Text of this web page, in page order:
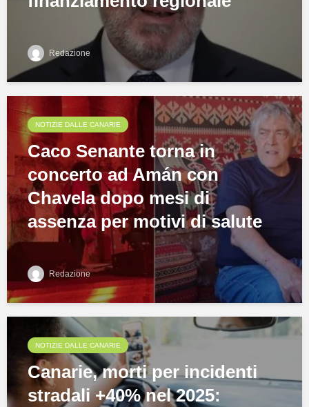
Redazione
NOTIZIE DALLE CANARIE
Caco Senante torna in
concerto ad Amán con
Chavela dopo mesi di
assenza per motivi di salute
Redazione
NOTIZIE DALLE CANARIE
Canarie, morti per incidenti
stradali +40% nel 2025: